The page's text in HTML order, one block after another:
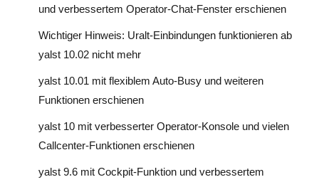
und verbessertem Operator-Chat-Fenster erschienen
Wichtiger Hinweis: Uralt-Einbindungen funktionieren ab
yalst 10.02 nicht mehr
yalst 10.01 mit flexiblem Auto-Busy und weiteren
Funktionen erschienen
yalst 10 mit verbesserter Operator-Konsole und vielen
Callcenter-Funktionen erschienen
yalst 9.6 mit Cockpit-Funktion und verbessertem